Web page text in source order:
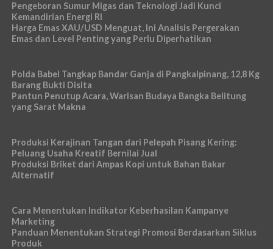
Pengeboran Sumur Migas dan Teknologi Jadi Kunci
Kemandirian Energi RI
Harga Emas XAU/USD Menguat, Ini Analisis Pergerakan
Emas dan Level Penting yang Perlu Diperhatikan
Polda Babel Tangkap Bandar Ganja di Pangkalpinang, 12,8 Kg
Barang Bukti Disita
Pantun Penutup Acara, Warisan Budaya Bangka Belitung
yang Sarat Makna
Produksi Kerajinan Tangan dari Pelepah Pisang Kering:
Peluang Usaha Kreatif Bernilai Jual
Produksi Briket dari Ampas Kopi untuk Bahan Bakar
Alternatif
Cara Menentukan Indikator Keberhasilan Kampanye
Marketing
Panduan Menentukan Strategi Promosi Berdasarkan Siklus
Produk